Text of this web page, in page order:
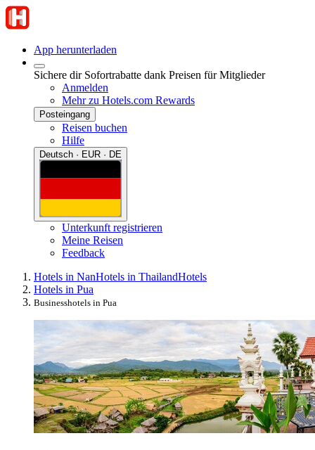
App herunterladen
Sichere dir Sofortrabatte dank Preisen für Mitglieder
Anmelden
Mehr zu Hotels.com Rewards
Posteingang
Reisen buchen
Hilfe
Deutsch · EUR · DE
Unterkunft registrieren
Meine Reisen
Feedback
Hotels in NanHotels in ThailandHotels
Hotels in Pua
Businesshotels in Pua